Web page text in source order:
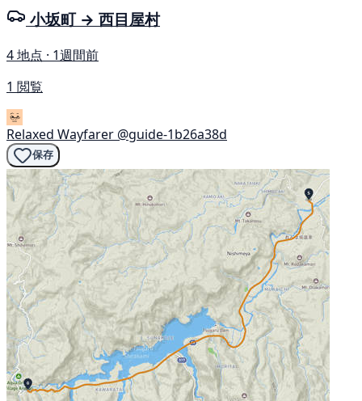
小坂町 → 西目屋村
4 地点 · 1週間前
1 閲覧
Relaxed Wayfarer @guide-1b26a38d
保存